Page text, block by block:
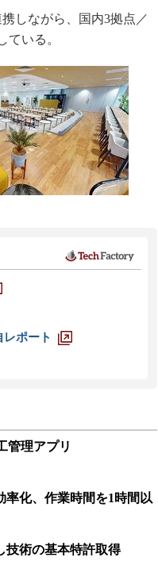
しながら、国内3拠点／
いる。
ポート
管理アプリ
化、作業時間を1時間以
技術の基本特許取得